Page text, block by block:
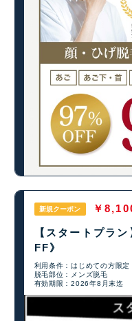
新規クーポン ￥
【スタートプラ
FF》
利用条件：はじめての方限定
脱毛部位：メンズ脱毛
有効期限：2026年8月末迄